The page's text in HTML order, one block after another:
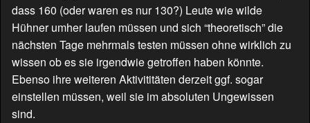
dass 160 (oder waren es nur 130?) Leute wie wilde
Hühner umher laufen müssen und sich “theoretisch” die
nächsten Tage mehrmals testen müssen ohne wirklich zu
wissen ob es sie irgendwie getroffen haben könnte.
Ebenso ihre weiteren Aktivititäten derzeit ggf. sogar
einstellen müssen, weil sie im absoluten Ungewissen
sind.